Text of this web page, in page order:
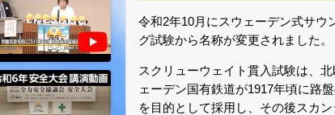
令和2年10月にスウェーデン式サウ
グ試験から名称が変更されました。
スクリューウェイト貫入試験は、北
ェーデン国有鉄道が1917年頃に路
を目的として採用し、その後スカ